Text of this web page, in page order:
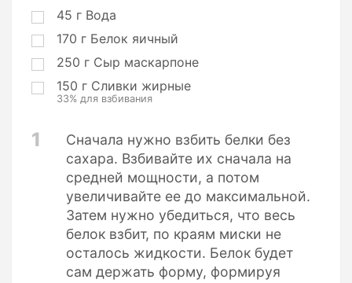
45 г Вода
170 г Белок яичный
250 г Сыр маскарпоне
150 г Сливки жирные
33% для взбивания
1
Сначала нужно взбить белки без
сахара. Взбивайте их сначала на
средней мощности, а потом
увеличивайте ее до максимальной.
Затем нужно убедиться, что весь
белок взбит, по краям миски не
осталось жидкости. Белок будет
сам держать форму, формируя